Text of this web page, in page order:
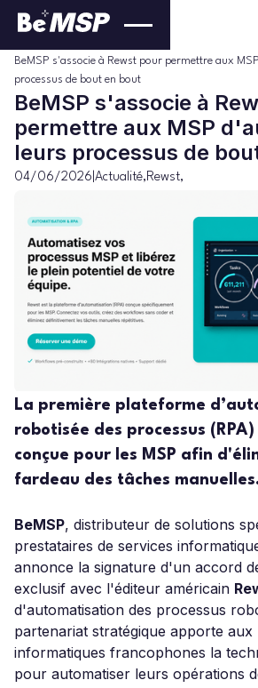
BeMSP s'associe à Rewst pour permettre aux
processus de bout en bout
BeMSP s'associe à
permettre aux MSP
leurs processus de
04/06/2026 Actualité,Rewst,
La première plateforme
robotisée des processus
conçue pour les MSP afin
fardeau des tâches
BeMSP, distributeur de solutions
prestataires de services
annonce la signature d'un accord
exclusif avec l'éditeur américain
d'automatisation des processus
partenariat stratégique apporte aux
informatiques francophones la
pour automatiser leurs opérations